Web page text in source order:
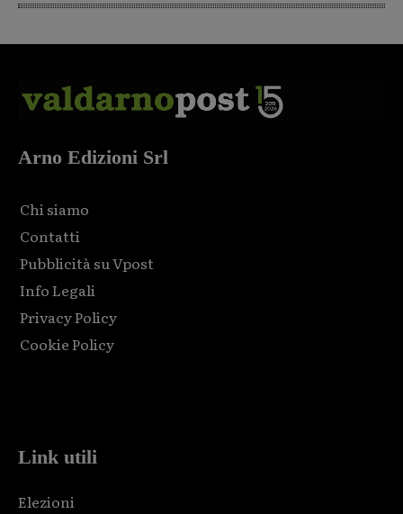
Arno Edizioni Srl
Chi siamo
Contatti
Pubblicità su Vpost
Info Legali
Privacy Policy
Cookie Policy
Link utili
Elezioni